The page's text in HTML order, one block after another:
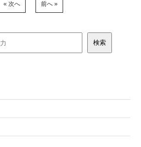
« 次へ 前へ »